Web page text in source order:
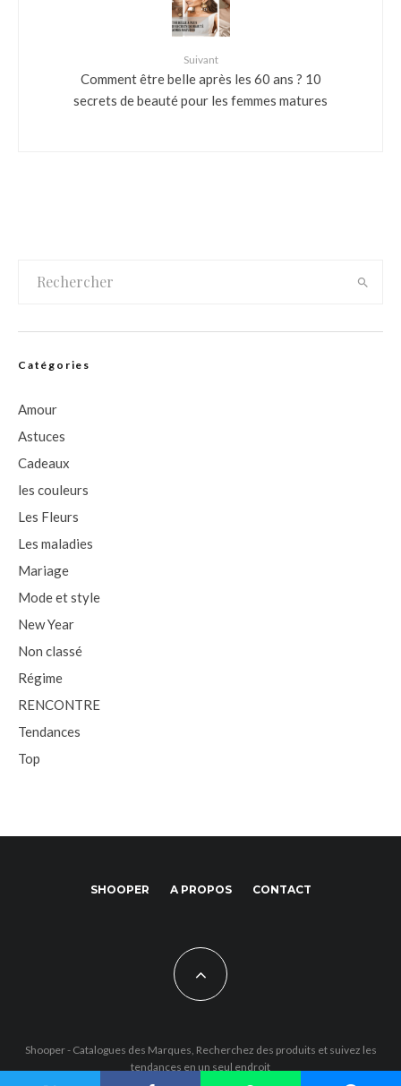
Suivant
Comment être belle après les 60 ans ? 10
secrets de beauté pour les femmes matures
Catégories
Amour
Astuces
Cadeaux
les couleurs
Les Fleurs
Les maladies
Mariage
Mode et style
New Year
Non classé
Régime
RENCONTRE
Tendances
Top
SHOOPER A PROPOS CONTACT
Shooper - Catalogues des Marques, Recherchez des produits et suivez les
tendances en un seul endroit